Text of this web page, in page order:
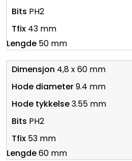
PH2
43 mm
50 mm
4,8 x 60 mm
9.4 mm
3.55 mm
PH2
53 mm
60 mm